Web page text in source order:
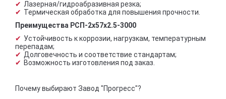
Лазерная/гидроабразивная резка;
Термическая обработка для повышения прочности.
Преимущества РСП-2x57x2.5-3000
Устойчивость к коррозии, нагрузкам, температурным
перепадам;
Долговечность и соответствие стандартам;
Возможность изготовления под заказ.
Почему выбирают Завод "Прогресс"?